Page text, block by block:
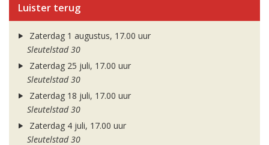
Luister terug
Zaterdag 1 augustus, 17.00 uur
Sleutelstad 30
Zaterdag 25 juli, 17.00 uur
Sleutelstad 30
Zaterdag 18 juli, 17.00 uur
Sleutelstad 30
Zaterdag 4 juli, 17.00 uur
Sleutelstad 30